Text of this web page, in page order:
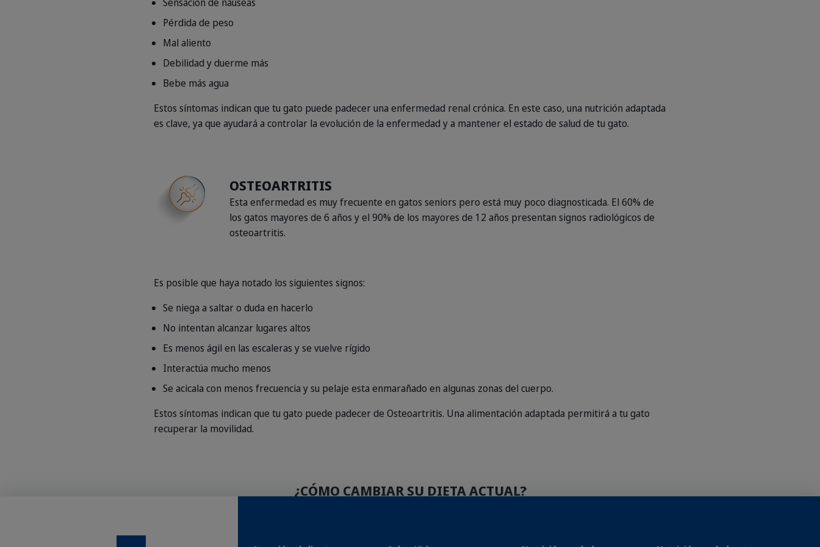
Pérdida de peso
Mal aliento
Debilidad y duerme más
Bebe más agua
Estos síntomas indican que tu gato puede padecer una enfermedad renal crónica. En este caso, una nutrición adaptada
es clave, ya que ayudará a controlar la evolución de la enfermedad y a mantener el estado de salud de tu gato.
OSTEOARTRITIS
Esta enfermedad es muy frecuente en gatos seniors pero está muy poco diagnosticada. El 60% de
los gatos mayores de 6 años y el 90% de los mayores de 12 años presentan signos radiológicos de
osteoartritis.
Es posible que haya notado los siguientes signos:
Se niega a saltar o duda en hacerlo
No intentan alcanzar lugares altos
Es menos ágil en las escaleras y se vuelve rígido
Interactúa mucho menos
Se acicala con menos frecuencia y su pelaje esta enmarañado en algunas zonas del cuerpo.
Estos síntomas indican que tu gato puede padecer de Osteoartritis. Una alimentación adaptada permitirá a tu gato
recuperar la movilidad.
¿CÓMO CAMBIAR SU DIETA ACTUAL?